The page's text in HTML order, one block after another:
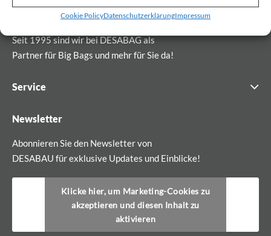
Cookie PolicyDatenschutzerklärungImpressum
Seit 1995 sind wir bei DESABAG als
Partner für Big Bags und mehr für Sie da!
Service
Newsletter
Abonnieren Sie den Newsletter von
DESABAU für exklusive Updates und Einblicke!
Klicke hier, um Marketing-Cookies zu
akzeptieren und diesen Inhalt zu
aktivieren